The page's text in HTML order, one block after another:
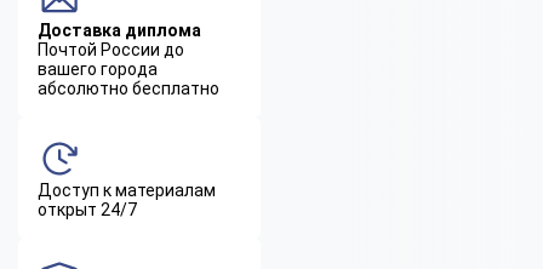
Доставка диплома
Почтой России до
вашего города
абсолютно бесплатно
Доступ к материалам
открыт 24/7